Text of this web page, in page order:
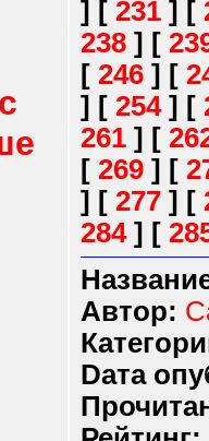
] [ 231 ] [
238 ] [
[ 246 ] [
] [ 254] [
261 ] [
[ 269 ] [
] [ 277 ] [
284] [
Автор:
Dата